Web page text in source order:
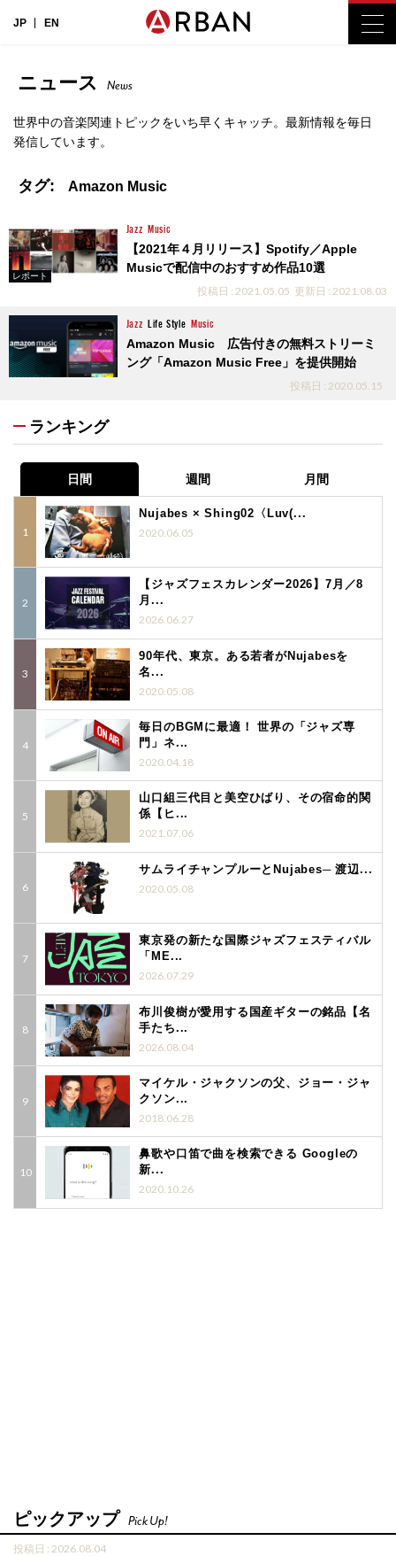
JP EN
ニュース News
世界中の音楽関連トピックをいち早くキャッチ。最新情報を毎日
発信しています。
タグ: Amazon Music
レポート
Jazz Music
【2021年４月リリース】Spotify／Apple
Musicで配信中のおすすめ作品10選
投稿日 : 2021.05.05 更新日 : 2021.08.03
Jazz Life Style Music
Amazon Music 広告付きの無料ストリーミ
ング「Amazon Music Free」を提供開始
投稿日 : 2020.05.15
ランキング
日間 週間 月間
Nujabes × Shing02〈Luv(...
2020.06.05
【ジャズフェスカレンダー2026】7月／8
月...
2026.06.27
90年代、東京。ある若者がNujabesを
名...
2020.05.08
毎日のBGMに最適！ 世界の「ジャズ専
門」ネ...
2020.04.18
山口組三代目と美空ひばり、その宿命的関
係【ヒ...
2021.07.06
サムライチャンプルーとNujabes─ 渡辺...
2020.05.08
東京発の新たな国際ジャズフェスティバル
「ME...
2026.07.29
布川俊樹が愛用する国産ギターの銘品【名
手たち...
2026.08.04
マイケル・ジャクソンの父、ジョー・ジャ
クソン...
2018.06.28
鼻歌や口笛で曲を検索できる Googleの
新...
2020.10.26
ピックアップ Pick Up!
投稿日 : 2026.08.04